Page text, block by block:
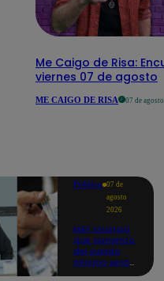
Me Caigo de Risa:
viernes 07 de agosto
ME CAIGO DE RISA 07 de
Política
07 de
agosto
2026
MEF anuncia
que aumento
del sueldo
mínimo será